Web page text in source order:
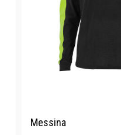
Messina